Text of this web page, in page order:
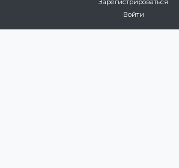
Зарегистрироваться
Войти